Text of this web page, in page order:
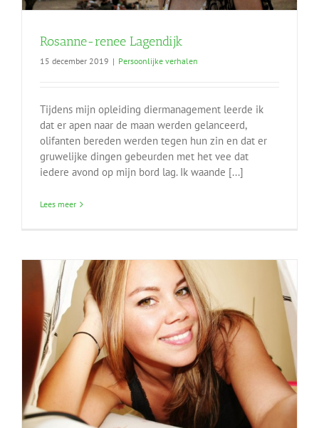
Rosanne-renee Lagendijk
15 december 2019 | Persoonlijke verhalen
Tijdens mijn opleiding diermanagement leerde ik
dat er apen naar de maan werden gelanceerd,
olifanten bereden werden tegen hun zin en dat er
gruwelijke dingen gebeurden met het vee dat
iedere avond op mijn bord lag. Ik waande [...]
Lees meer